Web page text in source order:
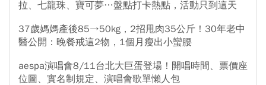
拉、七龍珠、寶可夢…盤點打卡熱點，活動只到這天
37歲媽媽產後85→50kg，2招甩肉35公斤！30年老中
醫公開：晚餐戒這2物，1個月瘦出小蠻腰
aespa演唱會8/11台北大巨蛋登場！開唱時間、票價座
位圖、實名制規定、演唱會歌單懶人包